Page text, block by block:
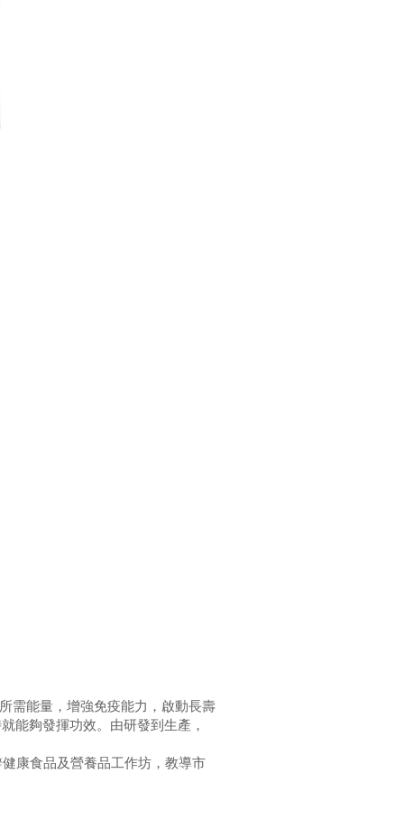
需能量，增強免疫能力，啟動長壽
能夠發揮功效。由研發到生產，
康食品及營養品工作坊，教導市